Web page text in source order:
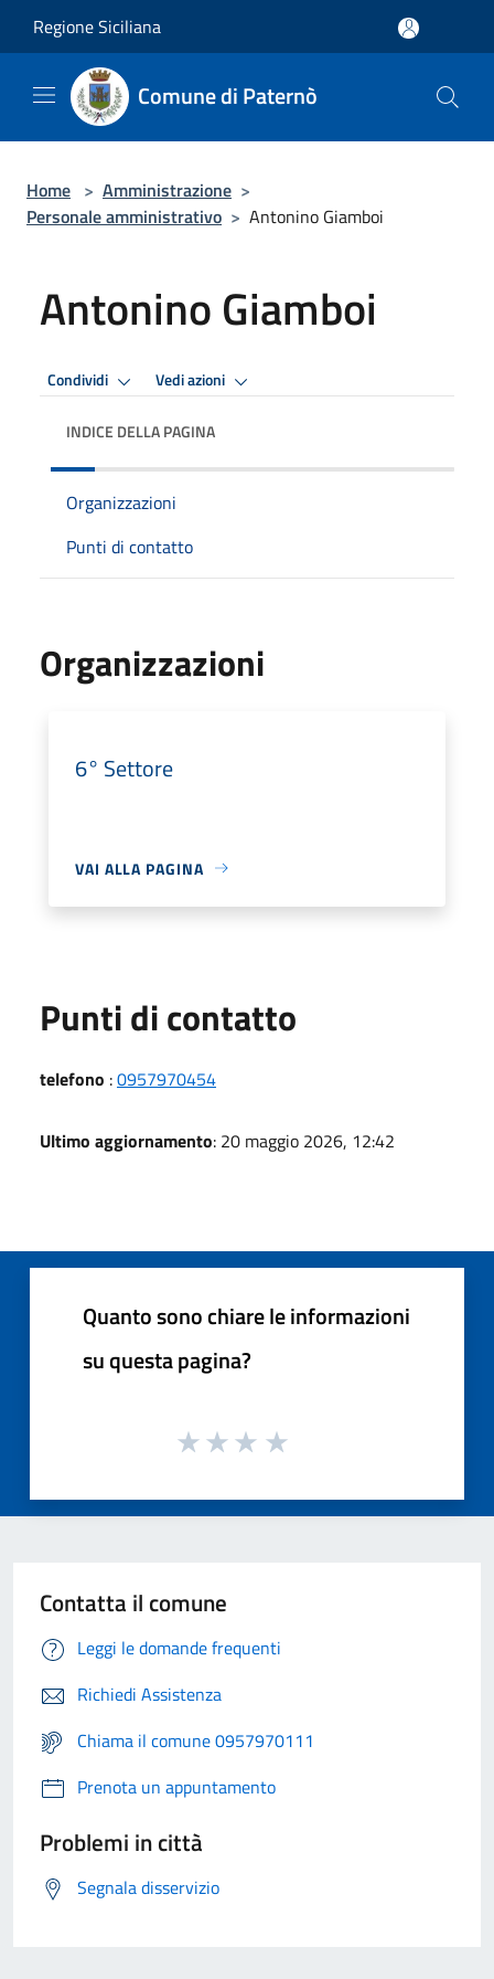
Regione Siciliana
Comune di Paternò
Home > Amministrazione >
Personale amministrativo > Antonino Giamboi
Antonino Giamboi
Condividi Vedi azioni
INDICE DELLA PAGINA
Organizzazioni
Punti di contatto
Organizzazioni
6° Settore
VAI ALLA PAGINA
Punti di contatto
telefono :0957970454
Ultimo aggiornamento: 20 maggio 2026, 12:42
Quanto sono chiare le informazioni
su questa pagina?
Contatta il comune
Leggi le domande frequenti
Richiedi Assistenza
Chiama il comune 0957970111
Prenota un appuntamento
Problemi in città
Segnala disservizio